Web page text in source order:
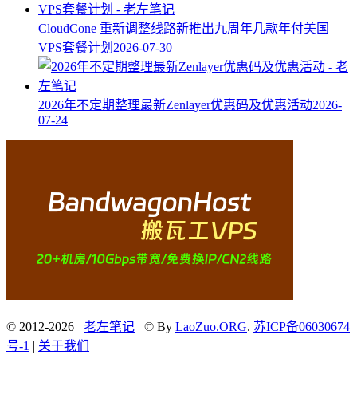
CloudCone 重新调整线路新推出九周年几款年付美国
VPS套餐计划 2026-07-30
2026年不定期整理最新Zenlayer优惠码及优惠活动2026-
07-24
© 2012-2026 老左笔记 © By LaoZuo.ORG. 苏ICP备06030674
号-1 | 关于我们